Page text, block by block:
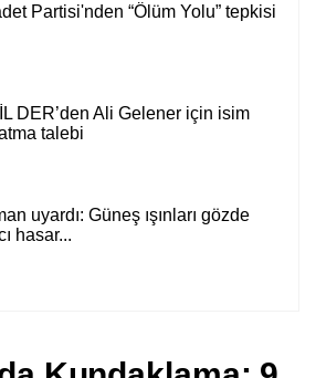
Partisi'nden “Ölüm Yolu” tepkisi
DER’den Ali Gelener için isim
talebi
uyardı: Güneş ışınları gözde
hasar...